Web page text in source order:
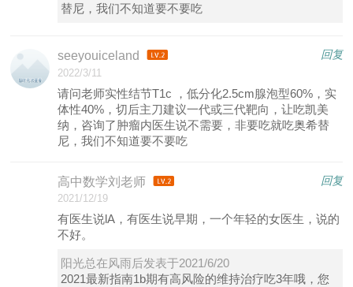
替尼，我们不知道要不要吃
回复
seeyouiceland
2022/3/11
请问老师实性结节T1c ，低分化2.5cm腺泡型60%，实
体性40%，切后主刀建议一代或三代靶向，让吃凯美
纳，咨询了肿瘤内医生说不需要，非要吃就吃奥希替
尼，我们不知道要不要吃
回复
高中数学刘老师
2021/12/19
有医生说lA，有医生说早期，一个年轻的女医生，说的
不好。
阳光总在风雨后发表于2021/6/20
2021最新指南1b期有高风险的维持治疗吃3年哦，您